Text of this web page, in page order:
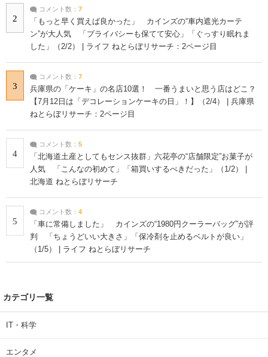
2
コメント数： 7
「もっと早く買えば良かった」 カインズの“車内遮光カーテ
ン”が大人気 「プライバシーも保てて安心」「ぐっすり眠れま
した」（2/2） | ライフ ねとらぼリサーチ：2ページ目
3
コメント数： 7
兵庫県の「ケーキ」の名店10選！ 一番うまいと思う店はどこ？
【7月12日は「デコレーションケーキの日」！】（2/4） | 兵庫県
ねとらぼリサーチ：2ページ目
4
コメント数： 5
「北海道土産としてもセンス抜群」六花亭の“店舗限定”お菓子が
人気 「こんなの初めて」「箱買いするべきだった」（1/2） |
北海道 ねとらぼリサーチ
5
コメント数： 4
「車に常備しました」 カインズの“1980円クーラーバッグ”が評
判 「ちょうどいい大きさ」「保冷剤を止めるベルトが良い」
（1/5） | ライフ ねとらぼリサーチ
カテゴリ一覧
IT・科学
エンタメ